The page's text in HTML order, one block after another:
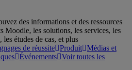
des informations et des ressources
Moodle, les solutions, les services, les
les études de cas, et plus
de réussite Produit Médias et
Événements Voir toutes les